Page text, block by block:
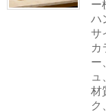
ー
ハ
サ
カ
ー
ュ
材
ク